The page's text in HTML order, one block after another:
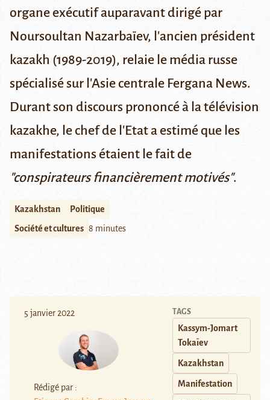
organe exécutif auparavant dirigé par
Noursoultan Nazarbaïev, l'ancien président
kazakh (1989-2019), relaie le média russe
spécialisé sur l'Asie centrale Fergana News.
Durant son discours prononcé à la télévision
kazakhe, le chef de l'Etat a estimé que les
manifestations étaient le fait de
"conspirateurs financièrement motivés".
Kazakhstan
Politique
Société et cultures 8 minutes
5 janvier 2022
Rédigé par :
TAGS
Kassym-Jomart
Tokaïev
Kazakhstan
Manifestation